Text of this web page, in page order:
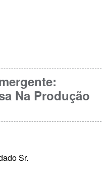
Na Produção
Sr.